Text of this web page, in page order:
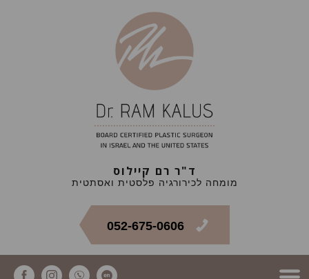
ד"ר רם קיילוס
מומחה לכירורגיה פלסטית ואסתטית
052-675-0606